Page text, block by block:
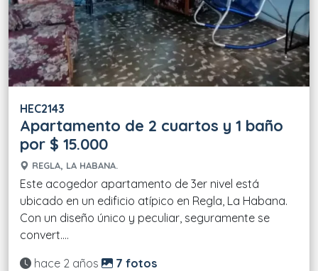
HEC2143
Apartamento de 2 cuartos y 1 baño
por $ 15.000
REGLA, LA HABANA.
Este acogedor apartamento de 3er nivel está
ubicado en un edificio atípico en Regla, La Habana.
Con un diseño único y peculiar, seguramente se
convert....
Actualizado:
hace 2 años 7 fotos